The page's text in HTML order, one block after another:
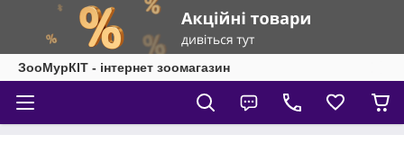
ЗооМурКІТ - інтернет зоомагазин